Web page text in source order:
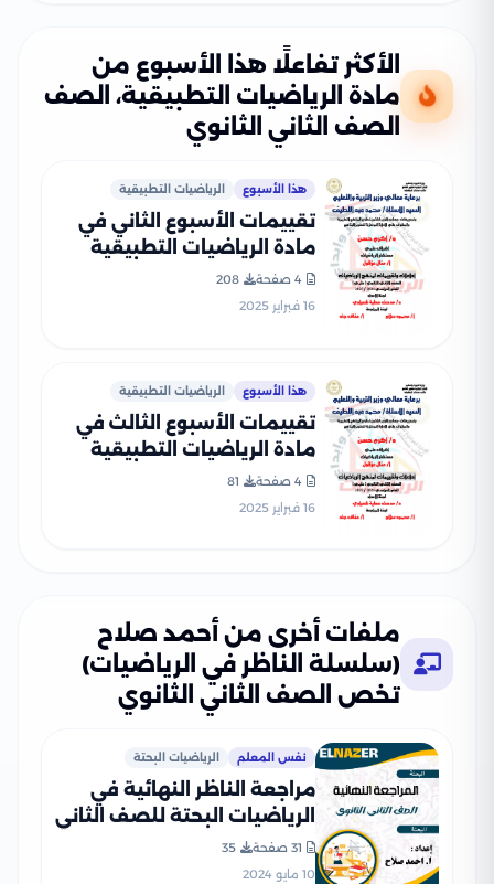
الأكثر تفاعلًا هذا الأسبوع من
مادة الرياضيات التطبيقية، الصف
الصف الثاني الثانوي
هذا الأسبوع الرياضيات التطبيقية
تقييمات الأسبوع الثاني في
مادة الرياضيات التطبيقية
للصف الثاني الثانوي الترم
الثاني 2025 بصيغة PDF
4 صفحة
208
16 فبراير 2025
هذا الأسبوع الرياضيات التطبيقية
تقييمات الأسبوع الثالث في
مادة الرياضيات التطبيقية
للصف الثاني الثانوي الترم
الثاني 2025 بصيغة PDF
4 صفحة
81
16 فبراير 2025
ملفات أخرى من أحمد صلاح
(سلسلة الناظر في الرياضيات)
تخص الصف الثاني الثانوي
نفس المعلم الرياضيات البحتة
مراجعة الناظر النهائية في
الرياضيات البحتة للصف الثاني
الثانوي الفصل الدراسي الثاني
31 صفحة
35
10 مايو 2024